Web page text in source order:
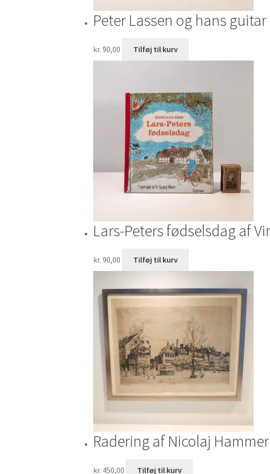
Peter Lassen og hans
kr. 90,00 Tilføj til kurv
Lars-Peters fødselsdag af
kr. 90,00 Tilføj til kurv
Radering af Nicolaj
kr. 450,00 Tilføj til kurv